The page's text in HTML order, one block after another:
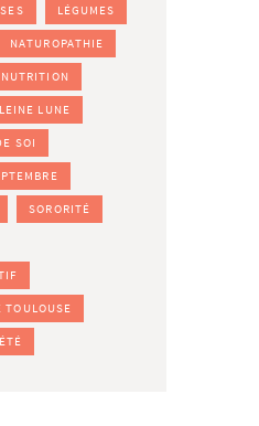
LÉGUMES
NATUROPATHIE
NUTRITION
LUNE
SOI
SORORITÉ
TOULOUSE
ÉTÉ